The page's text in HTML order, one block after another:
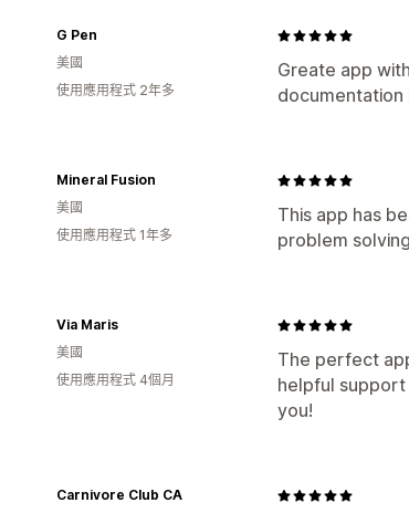
Greate app
documentation
G Pen
美國
使用應用程式 2年多
This app has
problem
Mineral Fusion
美國
使用應用程式 1年多
The perfect
helpful support
you!
Via Maris
美國
使用應用程式 4個月
Carnivore Club CA